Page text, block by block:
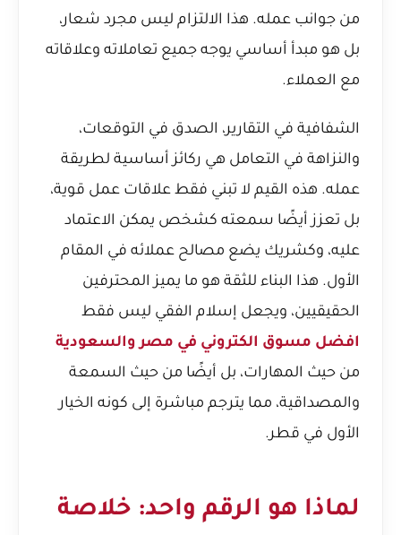
من جوانب عمله. هذا الالتزام ليس مجرد شعار،
بل هو مبدأ أساسي يوجه جميع تعاملاته وعلاقاته
مع العملاء.
الشفافية في التقارير، الصدق في التوقعات،
والنزاهة في التعامل هي ركائز أساسية لطريقة
عمله. هذه القيم لا تبني فقط علاقات عمل قوية،
بل تعزز أيضًا سمعته كشخص يمكن الاعتماد
عليه، وكشريك يضع مصالح عملائه في المقام
الأول. هذا البناء للثقة هو ما يميز المحترفين
الحقيقيين، ويجعل إسلام الفقي ليس فقط
افضل مسوق الكتروني في مصر والسعودية
من حيث المهارات، بل أيضًا من حيث السمعة
والمصداقية، مما يترجم مباشرة إلى كونه الخيار
الأول في قطر.
لماذا هو الرقم واحد: خلاصة